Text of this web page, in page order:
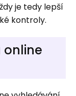
je tedy lepší
kontroly.
online